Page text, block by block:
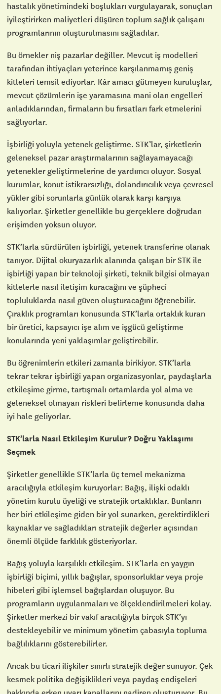
hastalık yönetimindeki boşlukları vurgulayarak, sonuçları
iyileştirirken maliyetleri düşüren toplum sağlık çalışanı
programlarının oluşturulmasını sağladılar.
Bu örnekler niş pazarlar değiller. Mevcut iş modelleri
tarafından ihtiyaçları yeterince karşılanmamış geniş
kitleleri temsil ediyorlar. Kâr amacı gütmeyen kuruluşlar,
mevcut çözümlerin işe yaramasına mani olan engelleri
anladıklarından, firmaların bu fırsatları fark etmelerini
sağlıyorlar.
İşbirliği yoluyla yetenek geliştirme. STK’lar, şirketlerin
geleneksel pazar araştırmalarının sağlayamayacağı
yetenekler geliştirmelerine de yardımcı oluyor. Sosyal
kurumlar, konut istikrarsızlığı, dolandırıcılık veya çevresel
yükler gibi sorunlarla günlük olarak karşı karşıya
kalıyorlar. Şirketler genellikle bu gerçeklere doğrudan
erişimden yoksun oluyor.
STK’larla sürdürülen işbirliği, yetenek transferine olanak
tanıyor. Dijital okuryazarlık alanında çalışan bir STK ile
işbirliği yapan bir teknoloji şirketi, teknik bilgisi olmayan
kitlelerle nasıl iletişim kuracağını ve şüpheci
topluluklarda nasıl güven oluşturacağını öğrenebilir.
Çıraklık programları konusunda STK’larla ortaklık kuran
bir üretici, kapsayıcı işe alım ve işgücü geliştirme
konularında yeni yaklaşımlar geliştirebilir.
Bu öğrenimlerin etkileri zamanla birikiyor. STK’larla
tekrar tekrar işbirliği yapan organizasyonlar, paydaşlarla
etkileşime girme, tartışmalı ortamlarda yol alma ve
geleneksel olmayan riskleri belirleme konusunda daha
iyi hale geliyorlar.
STK’larla Nasıl Etkileşim Kurulur? Doğru Yaklaşımı
Seçmek
Şirketler genellikle STK’larla üç temel mekanizma
aracılığıyla etkileşim kuruyorlar: Bağış, ilişki odaklı
yönetim kurulu üyeliği ve stratejik ortaklıklar. Bunların
her biri etkileşime giden bir yol sunarken, gerektirdikleri
kaynaklar ve sağladıkları stratejik değerler açısından
önemli ölçüde farklılık gösteriyorlar.
Bağış yoluyla karşılıklı etkileşim. STK’larla en yaygın
işbirliği biçimi, yıllık bağışlar, sponsorluklar veya proje
hibeleri gibi işlemsel bağışlardan oluşuyor. Bu
programların uygulanmaları ve ölçeklendirilmeleri kolay.
Şirketler merkezi bir vakıf aracılığıyla birçok STK’yı
destekleyebilir ve minimum yönetim çabasıyla topluma
bağlılıklarını gösterebilirler.
Ancak bu ticari ilişkiler sınırlı stratejik değer sunuyor. Çek
kesmek politika değişiklikleri veya paydaş endişeleri